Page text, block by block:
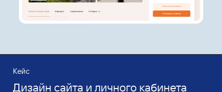
Кейс
Дизайн сайта и личного кабинета